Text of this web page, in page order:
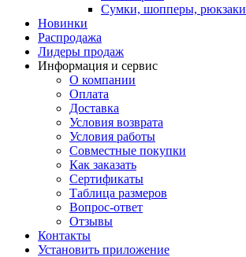
Сумки, шопперы, рюкзаки
Новинки
Распродажа
Лидеры продаж
Информация и сервис
О компании
Оплата
Доставка
Условия возврата
Условия работы
Совместные покупки
Как заказать
Сертификаты
Таблица размеров
Вопрос-ответ
Отзывы
Контакты
Установить приложение